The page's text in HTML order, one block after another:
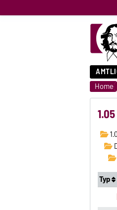
Home
Typ